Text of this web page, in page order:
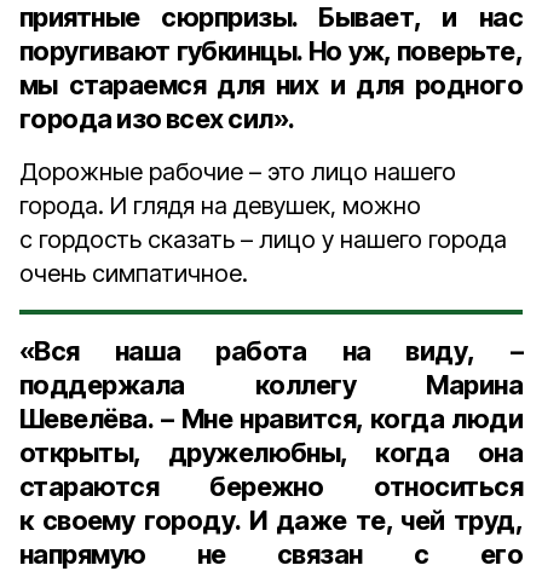
приятные сюрпризы. Бывает, и нас
поругивают губкинцы. Но уж, поверьте,
мы стараемся для них и для родного
города изо всех сил».
Дорожные рабочие – это лицо нашего
города. И глядя на девушек, можно
с гордость сказать – лицо у нашего города
очень симпатичное.
«Вся наша работа на виду, –
поддержала коллегу Марина
Шевелёва. – Мне нравится, когда люди
открыты, дружелюбны, когда она
стараются бережно относиться
к своему городу. И даже те, чей труд,
напрямую не связан с его